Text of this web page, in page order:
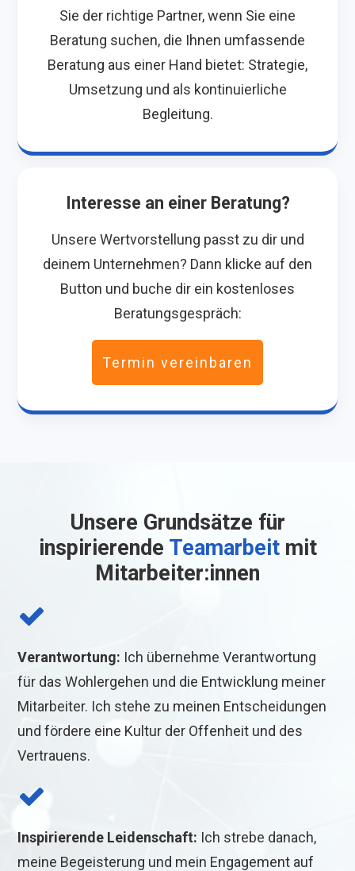
Sie der richtige Partner, wenn Sie eine
Beratung suchen, die Ihnen umfassende
Beratung aus einer Hand bietet: Strategie,
Umsetzung und als kontinuierliche
Begleitung.
Interesse an einer Beratung?
Unsere Wertvorstellung passt zu dir und
deinem Unternehmen? Dann klicke auf den
Button und buche dir ein kostenloses
Beratungsgespräch:
Termin vereinbaren
Unsere Grundsätze für
inspirierende Teamarbeitmit
Mitarbeiter:innen
Verantwortung: Ich übernehme Verantwortung
für das Wohlergehen und die Entwicklung meiner
Mitarbeiter. Ich stehe zu meinen Entscheidungen
und fördere eine Kultur der Offenheit und des
Vertrauens.
Inspirierende Leidenschaft: Ich strebe danach,
meine Begeisterung und mein Engagement auf